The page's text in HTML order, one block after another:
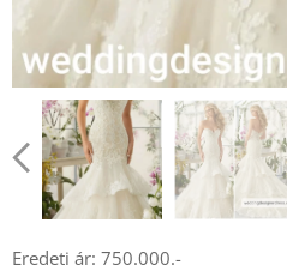
Eredeti ár: 750.000.-